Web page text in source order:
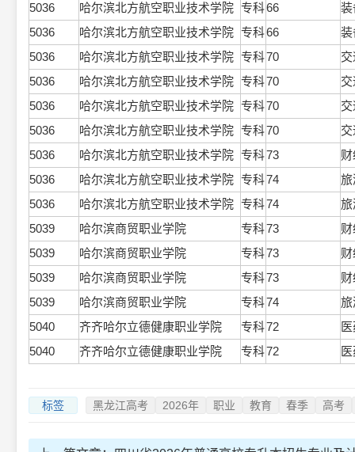
5036
哈尔滨北方航空职业技术学院 专科66
装
5036
哈尔滨北方航空职业技术学院 专科66
装
5036
哈尔滨北方航空职业技术学院 专科70
5036
哈尔滨北方航空职业技术学院 专科70
5036
哈尔滨北方航空职业技术学院 专科70
5036
哈尔滨北方航空职业技术学院 专科70
5036
哈尔滨北方航空职业技术学院 专科73
5036
哈尔滨北方航空职业技术学院 专科74
旅
5036
哈尔滨北方航空职业技术学院 专科74
旅
5039
哈尔滨商贸职业学院 专科73
5039
哈尔滨商贸职业学院 专科73
5039
哈尔滨商贸职业学院 专科73
5039
哈尔滨商贸职业学院 专科74
旅
5040
齐齐哈尔立德健康职业学院 专科72
5040
齐齐哈尔立德健康职业学院 专科72
标签 黑龙江高考 2026年 职业 教育 春季 高考